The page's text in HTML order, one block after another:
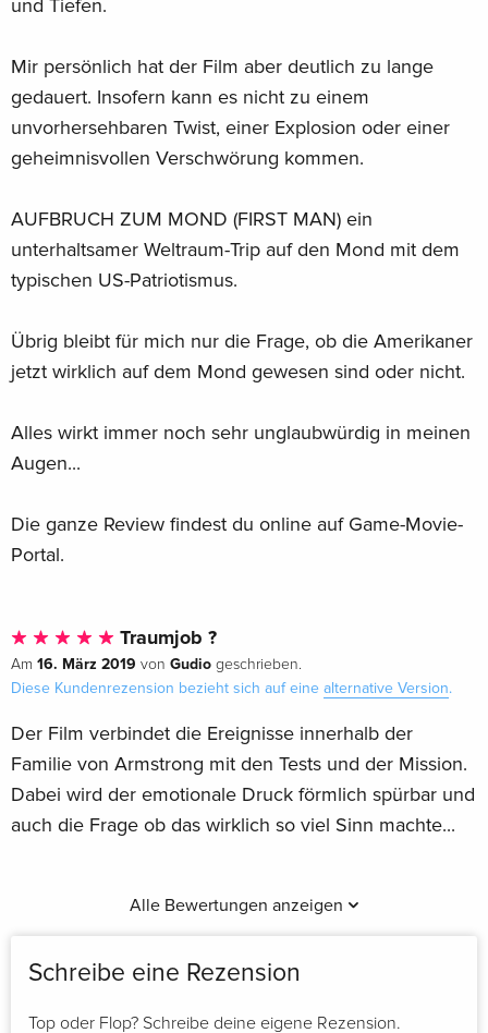
und Tiefen.
Mir persönlich hat der Film aber deutlich zu lange
gedauert. Insofern kann es nicht zu einem
unvorhersehbaren Twist, einer Explosion oder einer
geheimnisvollen Verschwörung kommen.
AUFBRUCH ZUM MOND (FIRST MAN) ein
unterhaltsamer Weltraum-Trip auf den Mond mit dem
typischen US-Patriotismus.
Übrig bleibt für mich nur die Frage, ob die Amerikaner
jetzt wirklich auf dem Mond gewesen sind oder nicht.
Alles wirkt immer noch sehr unglaubwürdig in meinen
Augen...
Die ganze Review findest du online auf Game-Movie-
Portal.
Traumjob ?
Am 16. März 2019 von Gudio geschrieben.
Diese Kundenrezension bezieht sich auf eine alternative Version.
Der Film verbindet die Ereignisse innerhalb der
Familie von Armstrong mit den Tests und der Mission.
Dabei wird der emotionale Druck förmlich spürbar und
auch die Frage ob das wirklich so viel Sinn machte...
Alle Bewertungen anzeigen
Schreibe eine Rezension
Top oder Flop? Schreibe deine eigene Rezension.